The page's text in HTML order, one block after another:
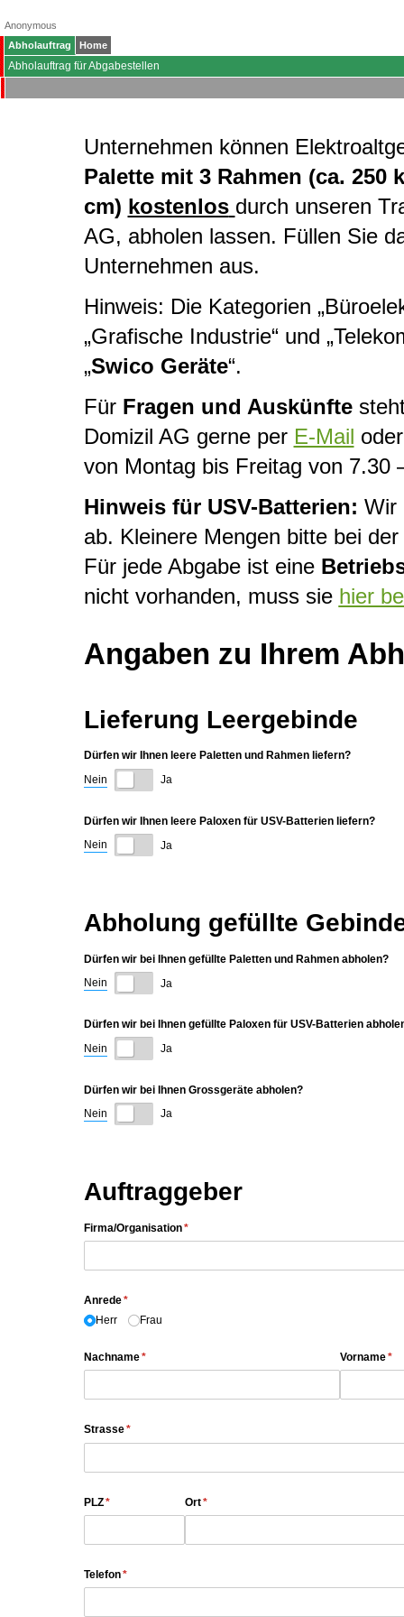
Anonymous
Abholauftrag
Home
Abholauftrag für Abgabestellen
Unternehmen können
Palette mit 3 Rahmen (ca. 250
cm) kostenlos durch unseren
AG, abholen lassen. Füllen Sie
Unternehmen aus.
Hinweis: Die Kategorien
„Grafische Industrie“ und
„Swico Geräte“.
Für Fragen und Auskünfte
Domizil AG gerne per E-Mail
von Montag bis Freitag von 7.30
Hinweis für USV-Batterien: Wir
ab. Kleinere Mengen bitte bei
Für jede Abgabe ist eine
nicht vorhanden, muss sie hier
Angaben zu Ihrem
Lieferung Leergebinde
Dürfen wir Ihnen leere Paletten und Rahmen liefern?
Nein
Ja
Dürfen wir Ihnen leere Paloxen für USV-Batterien liefern?
Nein
Ja
Abholung gefüllte
Dürfen wir bei Ihnen gefüllte Paletten und Rahmen abholen?
Nein
Ja
Dürfen wir bei Ihnen gefüllte Paloxen für USV-Batterien
Nein
Ja
Dürfen wir bei Ihnen Grossgeräte abholen?
Nein
Ja
Auftraggeber
Firma/​Organisation*
(erforderlich)
Anrede*
(erforderlich)
Herr
Frau
Nachname*
(erforderlich) Vorname*
Strasse*
(erforderlich)
PLZ*
(erforderlich) Ort*
(erforderlich)
Telefon*
(erforderlich)